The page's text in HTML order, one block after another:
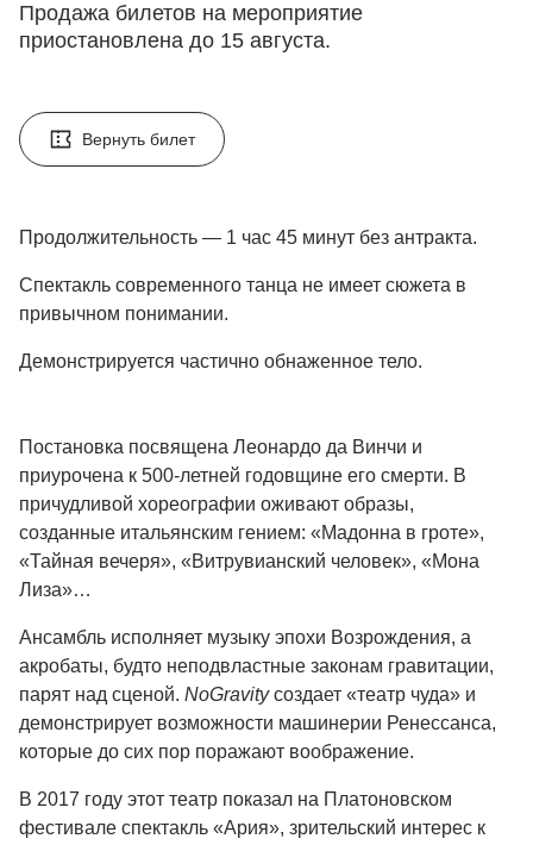
Продажа билетов на мероприятие
приостановлена до 15 августа.
Продолжительность — 1 час 45 минут без антракта.
Спектакль современного танца не имеет сюжета в
привычном понимании.
Демонстрируется частично обнаженное тело.
Вернуть билет
Постановка посвящена Леонардо да Винчи и
приурочена к 500-летней годовщине его смерти. В
причудливой хореографии оживают образы,
созданные итальянским гением: «Мадонна в гроте»,
«Тайная вечеря», «Витрувианский человек», «Мона
Лиза»…
Ансамбль исполняет музыку эпохи Возрождения, а
акробаты, будто неподвластные законам гравитации,
парят над сценой. NoGravityсоздает «театр чуда» и
демонстрирует возможности машинерии Ренессанса,
которые до сих пор поражают воображение.
В 2017 году этот театр показал на Платоновском
фестивале спектакль «Ария», зрительский интерес к